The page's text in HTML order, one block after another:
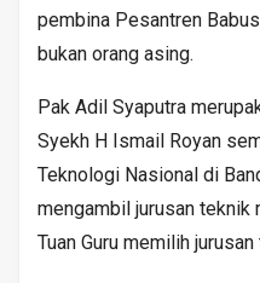
pembina Pesantren
bukan orang asing.
Pak Adil Syaputra
Syekh H Ismail Royan
Teknologi Nasional di
mengambil jurusan teknik
Tuan Guru memilih